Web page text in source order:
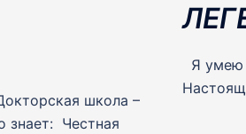
школа –
Честная
Я умею